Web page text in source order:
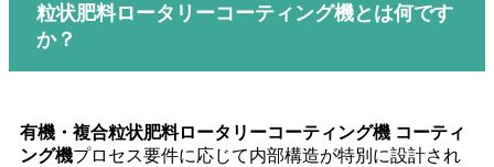
粒状肥料ロータリーコーティング機とは何です
か？
有機・複合粒状肥料ロータリーコーティング機 コーティ
ング機プロセス要件に応じて内部構造が特別に設計され